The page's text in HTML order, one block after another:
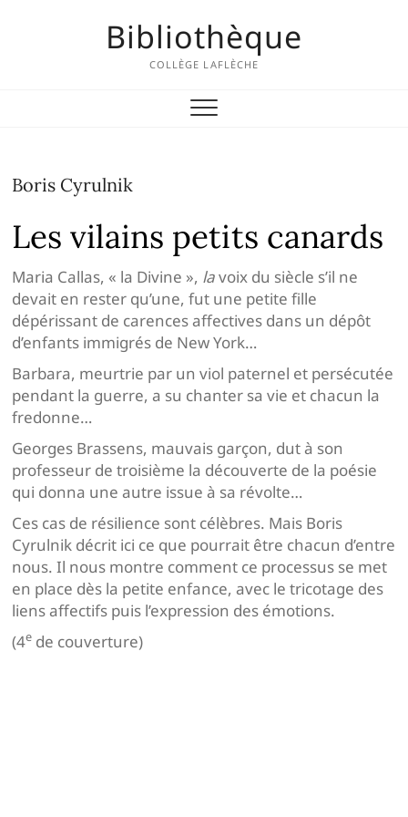
Bibliothèque
COLLÈGE LAFLÈCHE
Boris Cyrulnik
Les vilains petits canards
Maria Callas, « la Divine », lavoix du siècle s’il ne
devait en rester qu’une, fut une petite fille
dépérissant de carences affectives dans un dépôt
d’enfants immigrés de New York…
Barbara, meurtrie par un viol paternel et persécutée
pendant la guerre, a su chanter sa vie et chacun la
fredonne…
Georges Brassens, mauvais garçon, dut à son
professeur de troisième la découverte de la poésie
qui donna une autre issue à sa révolte…
Ces cas de résilience sont célèbres. Mais Boris
Cyrulnik décrit ici ce que pourrait être chacun d’entre
nous. Il nous montre comment ce processus se met
en place dès la petite enfance, avec le tricotage des
liens affectifs puis l’expression des émotions.
(4e de couverture)